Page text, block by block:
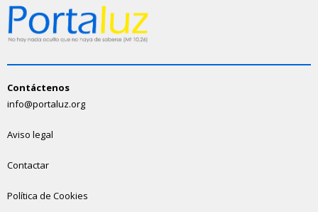
Contáctenos
info@portaluz.org
Aviso legal
Contactar
Política de Cookies